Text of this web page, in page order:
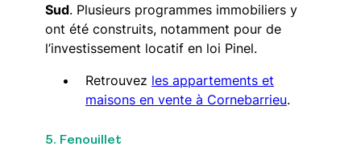
Sud. Plusieurs programmes immobiliers y
ont été construits, notamment pour de
l’investissement locatif en loi Pinel.
Retrouvez les appartements et
maisons en vente à Cornebarrieu.
5. Fenouillet